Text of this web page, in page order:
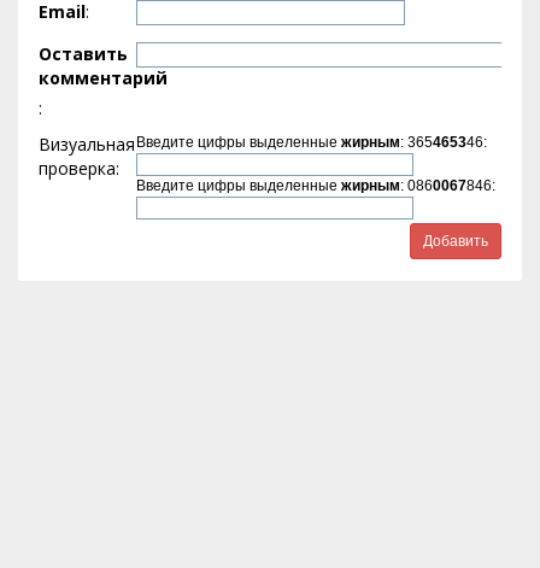
Email:
Оставить
комментарий
:
Визуальная
проверка:
Введите цифры выделенные жирным: 365465346:
Введите цифры выделенные жирным: 0860067846: